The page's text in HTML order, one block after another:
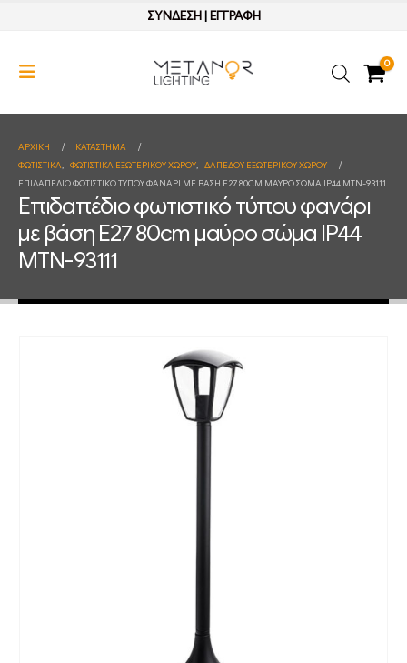
ΣΥΝΔΕΣΗ| ΕΓΓΡΑΦΗ
0
ΑΡΧΙΚΉ
ΚΑΤΆΣΤΗΜΑ
ΦΩΤΙΣΤΙΚΑ, ΦΩΤΙΣΤΙΚΑ ΕΞΩΤΕΡΙΚΟΥ ΧΩΡΟΥ, ΔΑΠΕΔΟΥ ΕΞΩΤΕΡΙΚΟΥ ΧΩΡΟΥ
ΕΠΙΔΑΠΈΔΙΟ ΦΩΤΙΣΤΙΚΌ ΤΎΠΟΥ ΦΑΝΆΡΙ ΜΕ ΒΆΣΗ E27 80CM ΜΑΎΡΟ ΣΏΜΑ IP44 MTN-93111
Επιδαπέδιο φωτιστικό τύπου φανάρι
με βάση E27 80cm μαύρο σώμα IP44
MTN-93111